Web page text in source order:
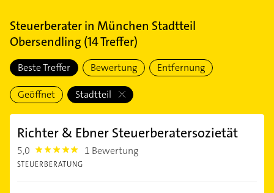
Steuerberaterin München Stadtteil
Obersendling (14Treffer)
Beste Treffer Bewertung Entfernung
Geöffnet Stadtteil
Richter & Ebner Steuerberatersozietät
5,0 5.0 1 Bewertung
STEUERBERATUNG